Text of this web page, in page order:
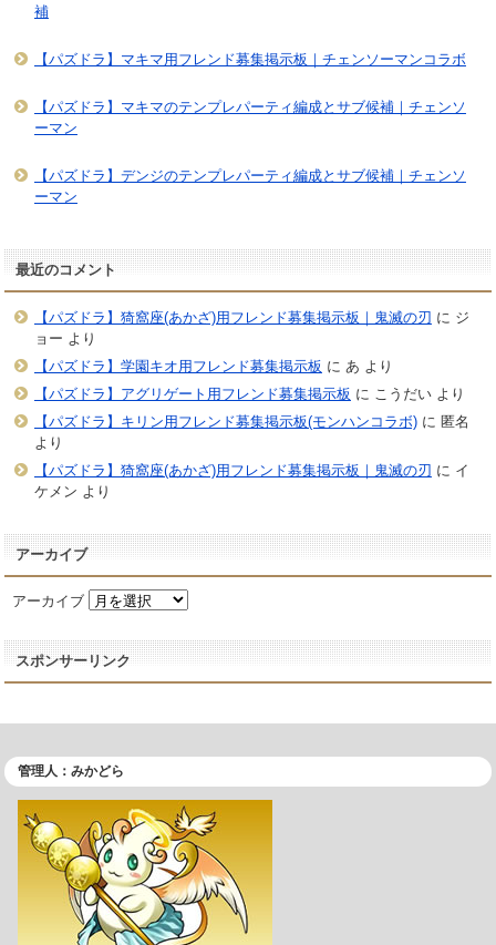
補
【パズドラ】マキマ用フレンド募集掲示板｜チェンソーマンコラボ
【パズドラ】マキマのテンプレパーティ編成とサブ候補｜チェンソ
ーマン
【パズドラ】デンジのテンプレパーティ編成とサブ候補｜チェンソ
ーマン
最近のコメント
【パズドラ】猗窩座(あかざ)用フレンド募集掲示板｜鬼滅の刃 に ジ
ョー より
【パズドラ】学園キオ用フレンド募集掲示板 に あ より
【パズドラ】アグリゲート用フレンド募集掲示板 に こうだいより
【パズドラ】キリン用フレンド募集掲示板(モンハンコラボ)に 匿名
より
【パズドラ】猗窩座(あかざ)用フレンド募集掲示板｜鬼滅の刃 に イ
ケメン より
アーカイブ
アーカイブ
スポンサーリンク
管理人：みかどら